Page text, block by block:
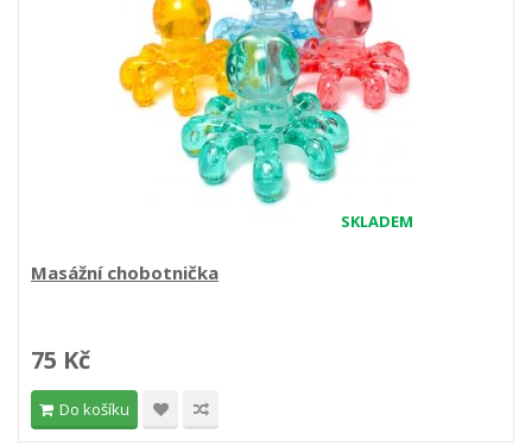
SKLADEM
Masážní chobotnička
75 Kč
Do košíku